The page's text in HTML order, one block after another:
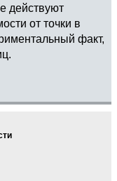
действуют
от точки в
факт,